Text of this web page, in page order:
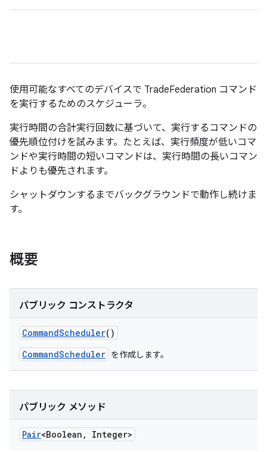
使用可能なすべてのデバイスで TradeFederation コマンド
を実行するためのスケジューラ。
実行時間の合計実行回数に基づいて、実行するコマンドの
優先順位付けを試みます。たとえば、実行頻度が低いコマ
ンドや実行時間の短いコマンドは、実行時間の長いコマン
ドよりも優先されます。
シャットダウンするまでバックグラウンドで動作し続けま
す。
概要
パブリック コンストラクタ
CommandScheduler()
CommandScheduler を作成します。
パブリック メソッド
Pair<Boolean , Integer>